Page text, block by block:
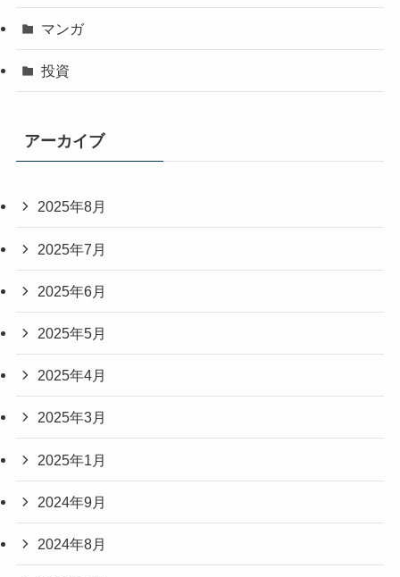
マンガ
投資
アーカイブ
2025年8月
2025年7月
2025年6月
2025年5月
2025年4月
2025年3月
2025年1月
2024年9月
2024年8月